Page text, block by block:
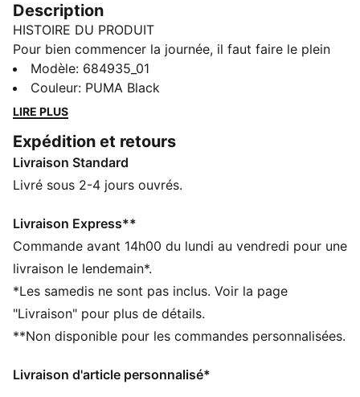
Description
HISTOIRE DU PRODUIT
Pour bien commencer la journée, il faut faire le plein
de confiance et de confort. Doté d'un logo N° 1
imprimé en caoutchouc et d'une taille élastique : ce
short PUMA est conçu profiter de chaque instant.
bouger avec PUMA.
CARACTÉRISTIQUES + AVANTAGES
Confectionné avec un minimum de 50 % de matériaux
DÉTAILS
Coupe régulière
French terry
Taille mi-haute
Poche latérale
PUMA Enfant : recommandé pour les enfants âgés de
Modèle: 684935_01
Couleur: PUMA Black
LIRE PLUS
Expédition et retours
Livraison Standard
Livré sous 2-4 jours ouvrés.
Livraison Express**
Commande avant 14h00 du lundi au vendredi pour une
livraison le lendemain*.
*Les samedis ne sont pas inclus. Voir la page
"Livraison" pour plus de détails.
**Non disponible pour les commandes personnalisées.
Livraison d'article personnalisé*